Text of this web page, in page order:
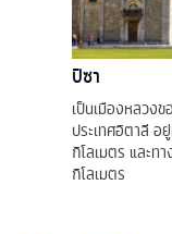
ปิซา
เป็นเมืองหลวง
ประเทศอิตาลี
กิโลเมตร และท
กิโลเมตร